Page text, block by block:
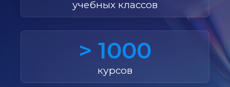
учебных классов
> 1000
курсов